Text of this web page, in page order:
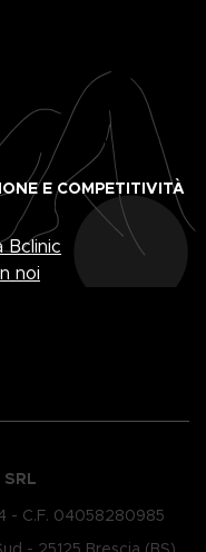
E COMPETITIVITÀ
Bclinic
noi
SRL
- C.F. 0​4058280985